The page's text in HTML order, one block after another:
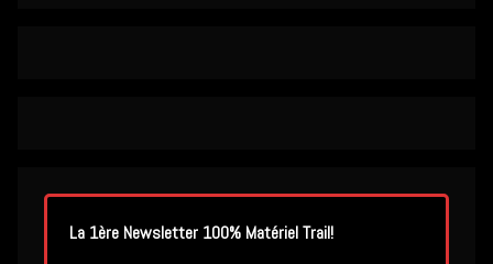
La 1ère Newsletter 100% Matériel Trail!